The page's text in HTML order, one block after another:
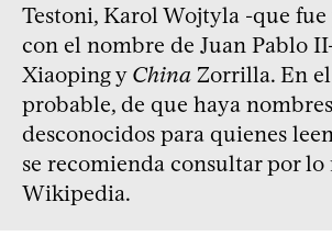
Testoni, Karol Wojtyla -que
con el nombre de Juan Pablo
Xiaoping y China Zorrilla. En
probable, de que haya nombres
desconocidos para quienes
se recomienda consultar por lo
Wikipedia.